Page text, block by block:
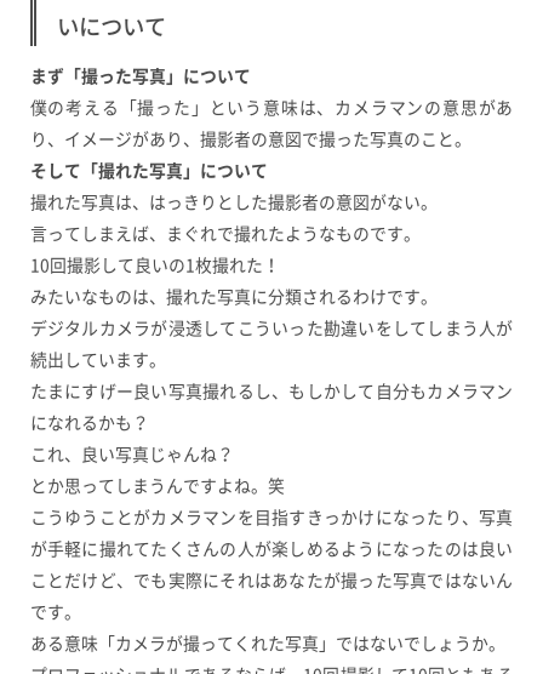
いについて
まず「撮った写真」について
僕の考える「撮った」という意味は、カメラマンの意思があ
り、イメージがあり、撮影者の意図で撮った写真のこと。
そして「撮れた写真」について
撮れた写真は、はっきりとした撮影者の意図がない。
言ってしまえば、まぐれで撮れたようなものです。
10回撮影して良いの1枚撮れた！
みたいなものは、撮れた写真に分類されるわけです。
デジタルカメラが浸透してこういった勘違いをしてしまう人が
続出しています。
たまにすげー良い写真撮れるし、もしかして自分もカメラマン
になれるかも？
これ、良い写真じゃんね？
とか思ってしまうんですよね。笑
こうゆうことがカメラマンを目指すきっかけになったり、写真
が手軽に撮れてたくさんの人が楽しめるようになったのは良い
ことだけど、でも実際にそれはあなたが撮った写真ではないん
です。
ある意味「カメラが撮ってくれた写真」ではないでしょうか。